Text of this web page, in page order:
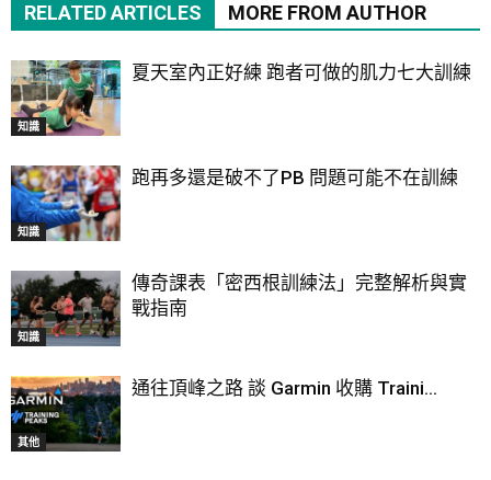
RELATED ARTICLES MORE FROM AUTHOR
知識
夏天室內正好練 跑者可做的肌力七大訓練
知識
跑再多還是破不了PB 問題可能不在訓練
知識
傳奇課表「密西根訓練法」完整解析與實
戰指南
其他
通往頂峰之路 談 Garmin 收購 Traini...